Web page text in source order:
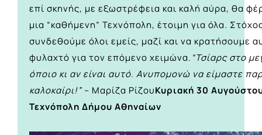
επί σκηνής, με εξωστρέφεια και καλή αύρα, θα
μια “καθήμενη” Τεχνόπολη, έτοιμη για όλα.
συνδεθούμε όλοι εμείς, μαζί και να κρατήσουμε
φυλαχτό για τον επόμενο χειμώνα. “Τσίαρς στο
όποιο κι αν είναι αυτό. Ανυπομονώ να είμαστε
καλοκαίρι!” – Μαρίζα ΡίζουΚυριακή 30
Τεχνόπολη Δήμου Αθηναίων